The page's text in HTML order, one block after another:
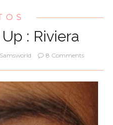
: Riviera
8 Comments